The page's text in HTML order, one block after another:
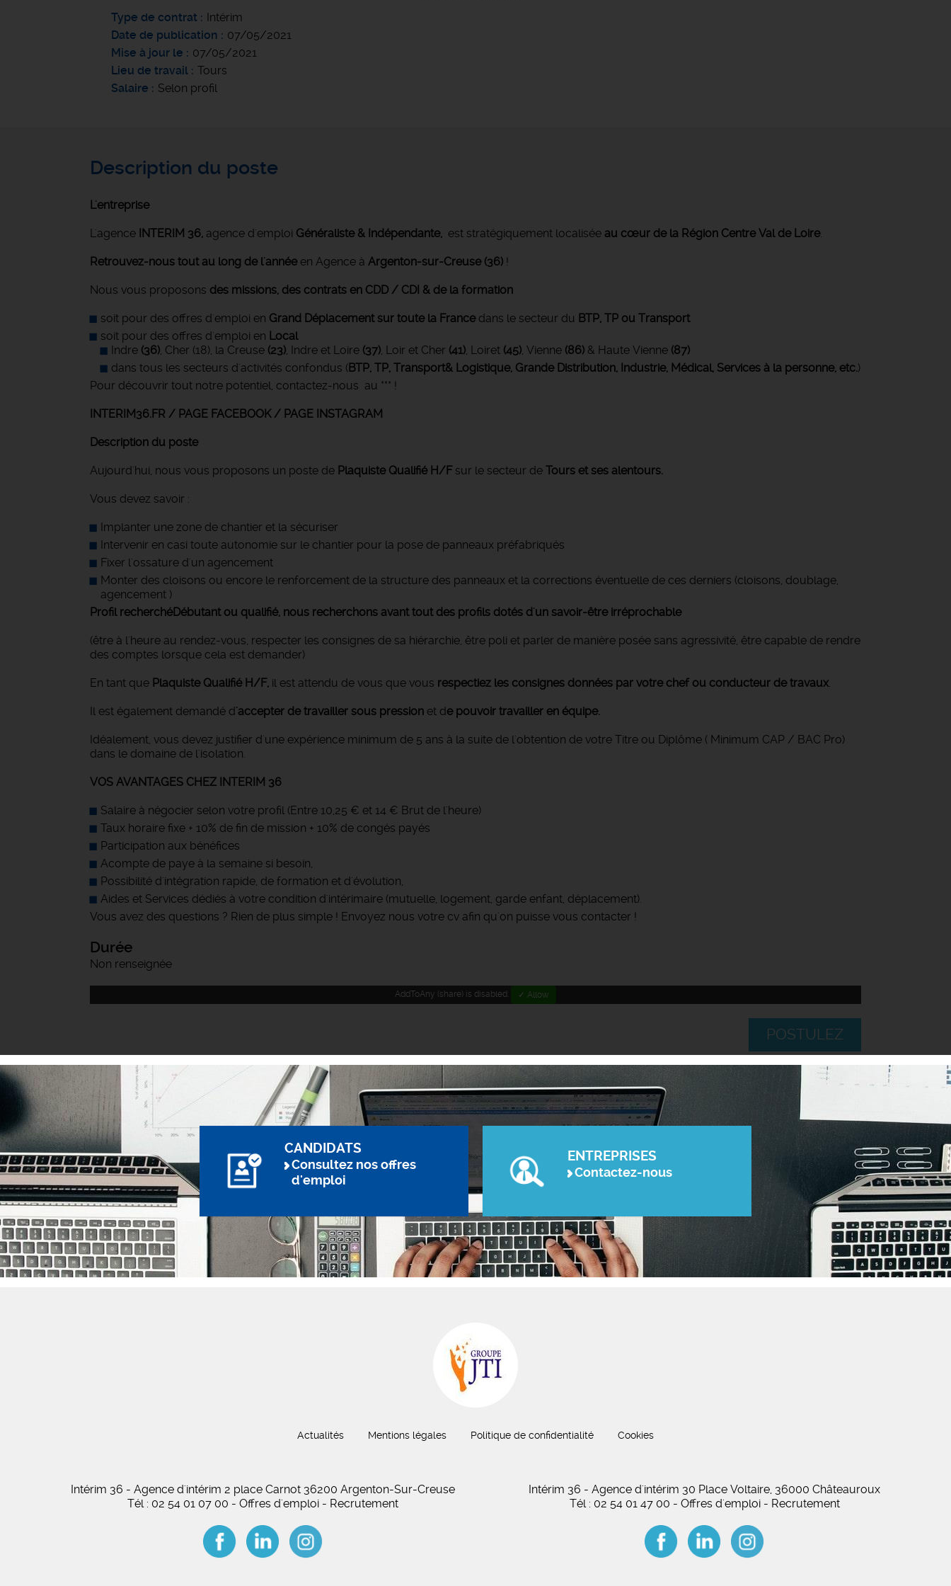
Type de contrat
Intérim
Date de publication
07/05/2021
Mise à jour le
07/05/2021
Lieu de travail
Tours
Salaire
Selon profil
Description du poste
L'entreprise
L'agence INTERIM 36, agence d'emploi Généraliste & Indépendante, est stratégiquement localisée au cœur de la Région Centre Val de Loire.
Retrouvez-nous tout au long de l'annéeen Agence à Argenton-sur-Creuse (36) !
Nous vous proposons des missions, des contrats en CDD / CDI & de la formation
soit pour des offres d'emploi en Grand Déplacement sur toute la France dans le secteur du BTP, TP ou Transport
soit pour des offres d'emploi en Local
Indre (36), Cher (18), la Creuse (23), Indre et Loire (37), Loir et Cher (41), Loiret (45), Vienne (86) & Haute Vienne (87)
dans tous les secteurs d'activités confondus ( BTP, TP, Transport& Logistique, Grande Distribution, Industrie, Médical, Services à la personne, etc.)
Pour découvrir tout notre potentiel, contactez-nous au *** !
INTERIM36.FR / PAGE FACEBOOK / PAGE INSTAGRAM
Description du poste
Aujourd'hui, nous vous proposons un poste de Plaquiste Qualifié H/F sur le secteur de Tours et ses alentours.
Vous devez savoir :
Implanter une zone de chantier et la sécuriser
Intervenir en casi toute autonomie sur le chantier pour la pose de panneaux préfabriqués
Fixer l'ossature d'un agencement
Monter des cloisons ou encore le renforcement de la structure des panneaux et la corrections éventuelle de ces derniers (cloisons, doublage,
agencement )
Profil recherchéDébutant ou qualifié, nous recherchons avant tout des profils dotés d'un savoir-être irréprochable
(être à l'heure au rendez-vous, respecter les consignes de sa hiérarchie, être poli et parler de manière posée sans agressivité, être capable de rendre
des comptes lorsque cela est demander)
En tant que Plaquiste Qualifié H/F, il est attendu de vous que vous respectiez les consignes données par votre chef ou conducteur de travaux.
Il est également demandé d'accepter de travailler sous pression et de pouvoir travailler en équipe.
Idéalement, vous devez justifier d'une expérience minimum de 5 ans à la suite de l'obtention de votre Titre ou Diplôme ( Minimum CAP / BAC Pro)
dans le domaine de l'isolation.
VOS AVANTAGES CHEZ INTERIM 36
Salaire à négocier selon votre profil (Entre 10,25 € et 14 € Brut de l'heure)
Taux horaire fixe + 10% de fin de mission + 10% de congés payés
Participation aux bénéfices
Acompte de paye à la semaine si besoin,
Possibilité d'intégration rapide, de formation et d'évolution,
Aides et Services dédiés à votre condition d'intérimaire (mutuelle, logement, garde enfant, déplacement).
Vous avez des questions ? Rien de plus simple ! Envoyez nous votre cv afin qu'on puisse vous contacter !
Durée
Non renseignée
AddToAny (share) is disabled. ✓ Allow
POSTULEZ
CANDIDATS
Consultez nos offres
d'emploi
ENTREPRISES
Contactez-nous
Actualités Mentions légales Politique de confidentialité Cookies
Intérim 36 - Agence d'intérim 2 place Carnot 36200 Argenton-Sur-Creuse
Tél : 02 54 01 07 00 - Offres d'emploi - Recrutement
Intérim 36 - Agence d'intérim 30 Place Voltaire, 36000 Châteauroux
Tél : 02 54 01 47 00 - Offres d'emploi - Recrutement